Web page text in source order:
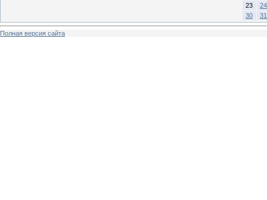
23
24
30
31
Полная версия сайта